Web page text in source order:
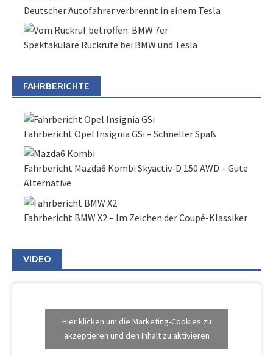
Deutscher Autofahrer verbrennt in einem Tesla
Spektakuläre Rückrufe bei BMW und Tesla
FAHRBERICHTE
Fahrbericht Opel Insignia GSi – Schneller Spaß
Fahrbericht Mazda6 Kombi Skyactiv-D 150 AWD – Gute
Alternative
Fahrbericht BMW X2 – Im Zeichen der Coupé-Klassiker
VIDEO
Hier klicken um die Marketing-Cookies zu
akzeptieren und den Inhalt zu aktivieren